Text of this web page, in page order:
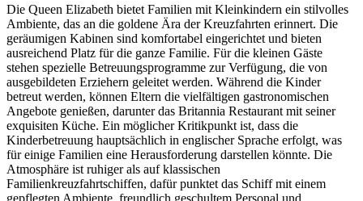
Die Queen Elizabeth bietet Familien mit Kleinkindern ein stilvolles
Ambiente, das an die goldene Ära der Kreuzfahrten erinnert. Die
geräumigen Kabinen sind komfortabel eingerichtet und bieten
ausreichend Platz für die ganze Familie. Für die kleinen Gäste
stehen spezielle Betreuungsprogramme zur Verfügung, die von
ausgebildeten Erziehern geleitet werden. Während die Kinder
betreut werden, können Eltern die vielfältigen gastronomischen
Angebote genießen, darunter das Britannia Restaurant mit seiner
exquisiten Küche. Ein möglicher Kritikpunkt ist, dass die
Kinderbetreuung hauptsächlich in englischer Sprache erfolgt, was
für einige Familien eine Herausforderung darstellen könnte. Die
Atmosphäre ist ruhiger als auf klassischen
Familienkreuzfahrtschiffen, dafür punktet das Schiff mit einem
gepflegten Ambiente, freundlich geschultem Personal und